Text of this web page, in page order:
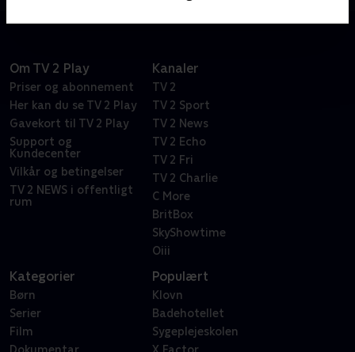
Om TV 2 Play
Priser og abonnement
Her kan du se TV 2 Play
Gavekort til TV 2 Play
Support og
Kundecenter
Vilkår og betingelser
TV 2 NEWS i offentligt
rum
Kanaler
TV 2
TV 2 Sport
TV 2 News
TV 2 Echo
TV 2 Fri
TV 2 Charlie
C More
BritBox
SkyShowtime
Oiii
Kategorier
Børn
Serier
Film
Dokumentar
Populært
Klovn
Badehotellet
Sygeplejeskolen
X Factor